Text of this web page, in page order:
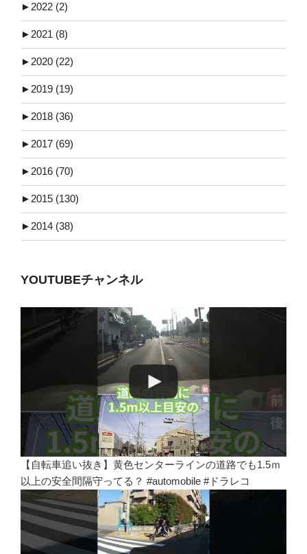
► 2022 (2)
► 2021 (8)
► 2020 (22)
► 2019 (19)
► 2018 (36)
► 2017 (69)
► 2016 (70)
► 2015 (130)
► 2014 (38)
YOUTUBEチャンネル
【自転車追い抜き】黄色センターラインの道路でも1.5ｍ
以上の安全間隔守ってる？ #automobile #ドラレコ